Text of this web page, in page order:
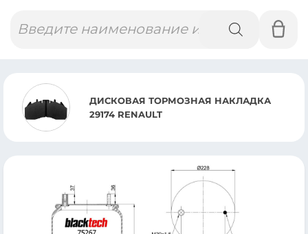
товаров
ДИСКОВАЯ ТОРМОЗНАЯ НАКЛАДКА
29174 RENAULT